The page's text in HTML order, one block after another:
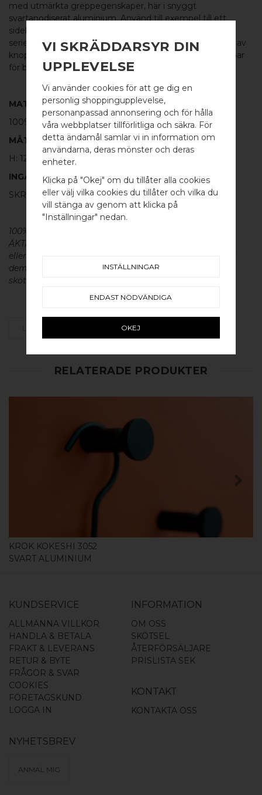
WELCOME TO
BB SWEDEN HARDWARE
Välj land / Choose country
med utmärkta greppegenskaper, här i snyggt
svartanodiserat aluminium. Använd till exempel till ett
sideboard eller på köksskåpsluckor och lådor. I
serien
KOKESHIfinns flera varianter och kombinationer av
knoppar / krokar, och det finns även
dubbelsidiga knoppar
för badrummets duschglasdörrar.
MATERIAL
100% SVART ALUMINIUM
MÅTT
H: 12MM Ø: 30MM
INGÅR
SKRUV FÖR LUCKA: M4 X 20MM - 1 ST
100% ÄKTA METALL - Alla våra beslag är tillverkade av
ÄKTA massiv mässing, koppar, rostfritt stål
eller aluminium utan metallisk ytbehandling, vilket ger
dem en väldigt lång livslängd och vacker patina. För
skötsel av våra produkter läs mer
RELATERADE PRODUKTER
KROK KOKESHI 3052
SVART ALUMINIUM
KUNDSERVICE
ALLMÄNNA VILLKOR
HANDLA & BETALA
FRAKT & LEVERANS
RETUR & BYTE
FRÅGOR & SVAR
COOKIES
FÖRETAGSKUND
LOGGA IN
INFORMATION
OM OSS
SKÖTSEL
ÅTERFÖRSÄLJARE
PRISLISTA SEK
KONTAKT
KONTAKTA OSS
NYHETSBREV
ANMÄL MIG
VI SKRÄDDARSYR DIN
UPPLEVELSE
Vi använder cookies för att ge dig en
personlig shoppingupplevelse,
personanpassad annonsering och för hålla
våra webbplatser tillförlitliga och säkra. För
detta ändamål samlar vi in information om
användarna, deras mönster och deras
enheter.
Klicka på "Okej" om du tillåter alla cookies
eller välj vilka cookies du tillåter och vilka du
vill stänga av genom att klicka på
"Inställningar" nedan.
INSTÄLLNINGAR
ENDAST NÖDVÄNDIGA
OKEJ